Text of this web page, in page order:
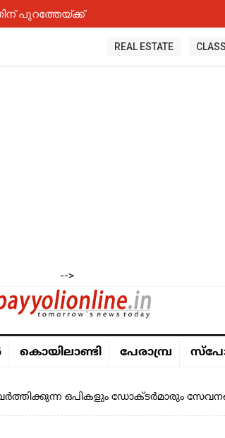
പുറത്തേയ്ക്ക്
REAL ESTATE
-->
കൊയിലാണ്ടി പേരാമ്പ്ര
ഒപികളും ഡോക്ടർമാരും